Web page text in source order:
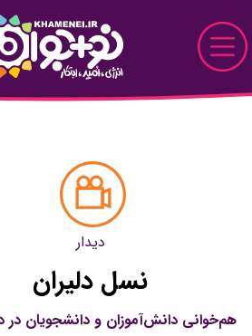
Skip to Main Content
دیدار
نسل دلیران
هم‌خوانی دانش‌آموزان و دانشجویان در